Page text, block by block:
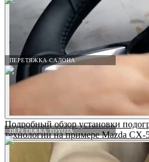
ПЕРЕТЯЖКА САЛОНА
ПЕРЕТЯЖКА TOYOTA
Подробный обзор установки
технологии на примере Mazda CX-